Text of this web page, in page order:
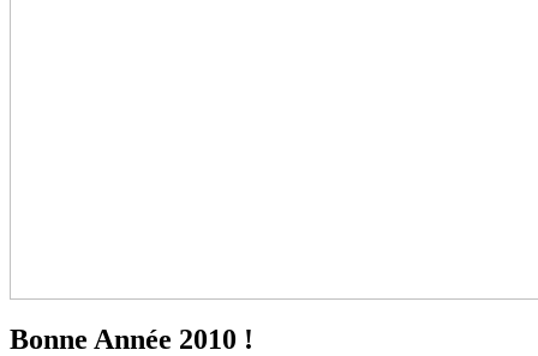
Bonne Année 2010 !